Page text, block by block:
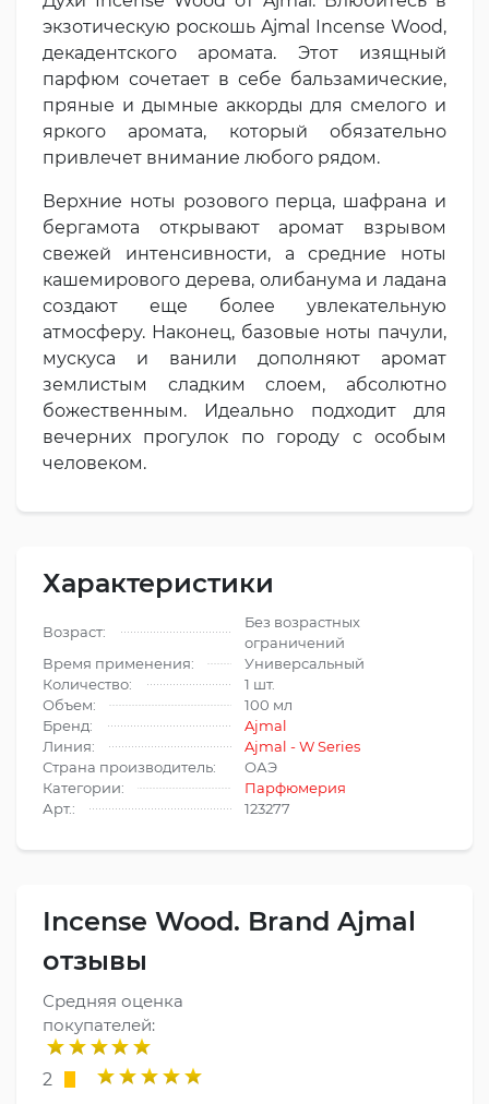
экзотическую роскошь Ajmal Incense Wood,
декадентского аромата. Этот изящный
парфюм сочетает в себе бальзамические,
пряные и дымные аккорды для смелого и
яркого аромата, который обязательно
привлечет внимание любого рядом.
Верхние ноты розового перца, шафрана и
бергамота открывают аромат взрывом
свежей интенсивности, а средние ноты
кашемирового дерева, олибанума и ладана
создают еще более увлекательную
атмосферу. Наконец, базовые ноты пачули,
мускуса и ванили дополняют аромат
землистым сладким слоем, абсолютно
божественным. Идеально подходит для
вечерних прогулок по городу с особым
человеком.
Характеристики
Возраст:
Без возрастных
ограничений
Время применения:
Универсальный
Количество:
1 шт.
Объем:
100 мл
Бренд:
Ajmal
Линия:
Ajmal - W Series
Страна производитель:
ОАЭ
Категории:
Парфюмерия
Арт.:
123277
Incense Wood. Brand Ajmal
отзывы
Средняя оценка
покупателей:
2